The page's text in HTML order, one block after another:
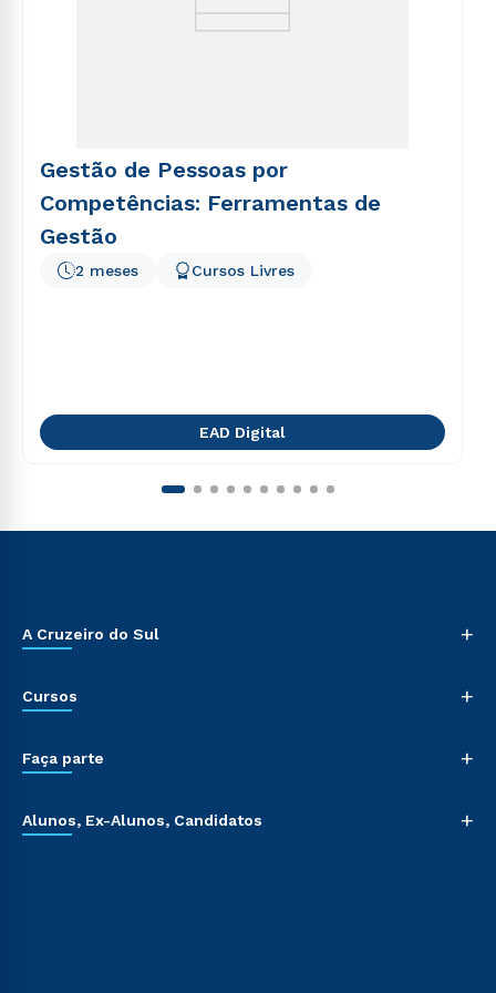
Gestão de Pessoas por
Competências: Ferramentas de
Gestão
2 meses Cursos Livres
EAD Digital
A Cruzeiro do Sul +
Cursos +
Faça parte +
Alunos, Ex-Alunos, Candidatos +